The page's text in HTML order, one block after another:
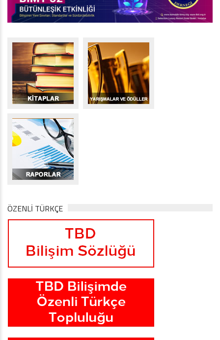
ÖZENLİ TÜRKÇE